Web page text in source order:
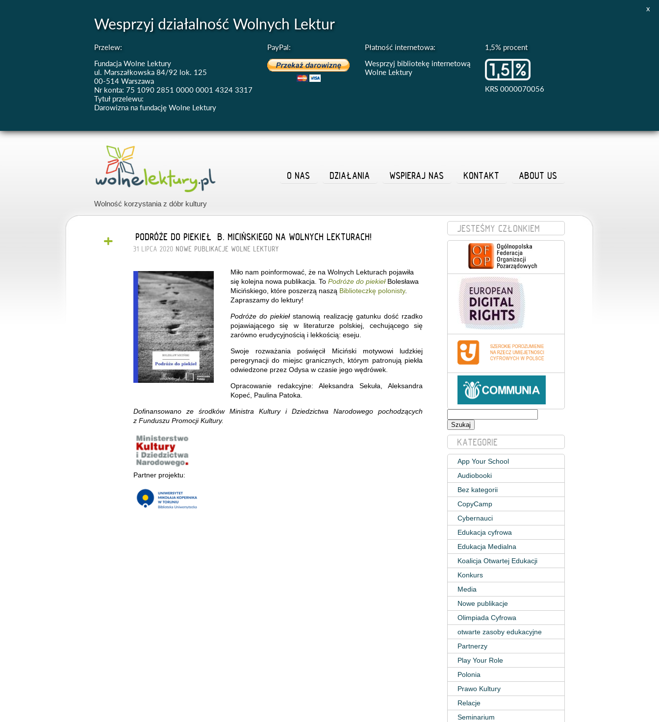
Wesprzyj działalność Wolnych Lektur
Przelew:
Fundacja Wolne Lektury
ul. Marszałkowska 84/92 lok. 125
00-514 Warszawa
Nr konta: 75 1090 2851 0000 0001 4324 3317
Tytuł przelewu:
Darowizna na fundację Wolne Lektury
PayPal:
Płatność internetowa:
Wesprzyj bibliotekę internetową
Wolne Lektury
1,5% procent
KRS 0000070056
x
Wolność korzystania z dóbr kultury
ABOUT US
KONTAKT
WSPIERAJ NAS
DZIAŁANIA
O NAS
+ „PODRÓŻE DO PIEKIEŁ” B. MICIŃSKIEGO NA WOLNYCH LEKTURACH!
31 LIPCA 2020 NOWE PUBLIKACJE WOLNE LEKTURY
Miło nam poinformować, że na Wolnych Lekturach pojawiła
się kolejna nowa publikacja. To Podróże do piekieł Bolesława
Micińskiego, które poszerzą naszą Biblioteczkę polonisty.
Zapraszamy do lektury!
Podróże do piekiełstanowią realizację gatunku dość rzadko
pojawiającego się w literaturze polskiej, cechującego się
zarówno erudycyjnością i lekkością: eseju.
Swoje rozważania poświęcił Miciński motywowi ludzkiej
peregrynacji do miejsc granicznych, którym patronują piekła
odwiedzone przez Odysa w czasie jego wędrówek.
Opracowanie redakcyjne: Aleksandra Sekuła, Aleksandra
Kopeć, Paulina Patoka.
Dofinansowano ze środków Ministra Kultury i Dziedzictwa Narodowego pochodzących
z Funduszu Promocji Kultury.
Partner projektu:
JESTEŚMY CZŁONKIEM
KATEGORIE
App Your School
Audiobooki
Bez kategorii
CopyCamp
Cybernauci
Edukacja cyfrowa
Edukacja Medialna
Koalicja Otwartej Edukacji
Konkurs
Media
Nowe publikacje
Olimpiada Cyfrowa
otwarte zasoby edukacyjne
Partnerzy
Play Your Role
Polonia
Prawo Kultury
Relacje
Seminarium